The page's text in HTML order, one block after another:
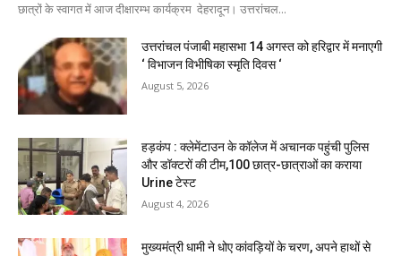
छात्रों के स्वागत में आज दीक्षारम्भ कार्यक्रम देहरादून। उत्तरांचल...
उत्तरांचल पंजाबी महासभा 14 अगस्त को हरिद्वार में मनाएगी
‘ विभाजन विभीषिका स्मृति दिवस ‘
August 5, 2026
हड़कंप : क्लेमेंटाउन के कॉलेज में अचानक पहुंची पुलिस
और डॉक्टरों की टीम,100 छात्र-छात्राओं का कराया
Urine टेस्ट
August 4, 2026
मुख्यमंत्री धामी ने धोए कांवड़ियों के चरण, अपने हाथों से